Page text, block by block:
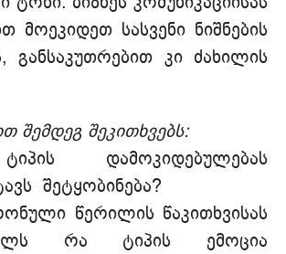
მოეკიდეთ სასვენი ნიშნების
განსაკუთრებით კი ძახილის
შემდეგ შეკითხვებს:
დამოკიდებულებას
შეტყობინება?
წერილის წაკითხვისას
რა ტიპის ემოცია